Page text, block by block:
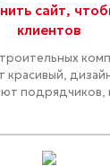
сайт,
клиентов
красивый,
подрядчиков,